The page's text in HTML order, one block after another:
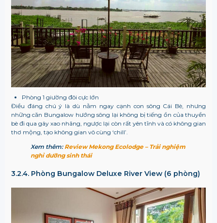
Phòng 1 giường đôi cực lớn
Điều đáng chú ý là dù nằm ngay cạnh con sông Cái Bè, nhưng
những căn Bungalow hướng sông lại không bị tiếng ồn của thuyền
bè đi qua gây xao nhãng, ngược lại còn rất yên tĩnh và có không gian
thơ mộng, tạo không gian vô cùng ‘chill’.
Xem thêm: Review Mekong Ecolodge – Trải nghiệm
nghỉ dưỡng sinh thái
3.2.4. Phòng Bungalow Deluxe River View (6 phòng)